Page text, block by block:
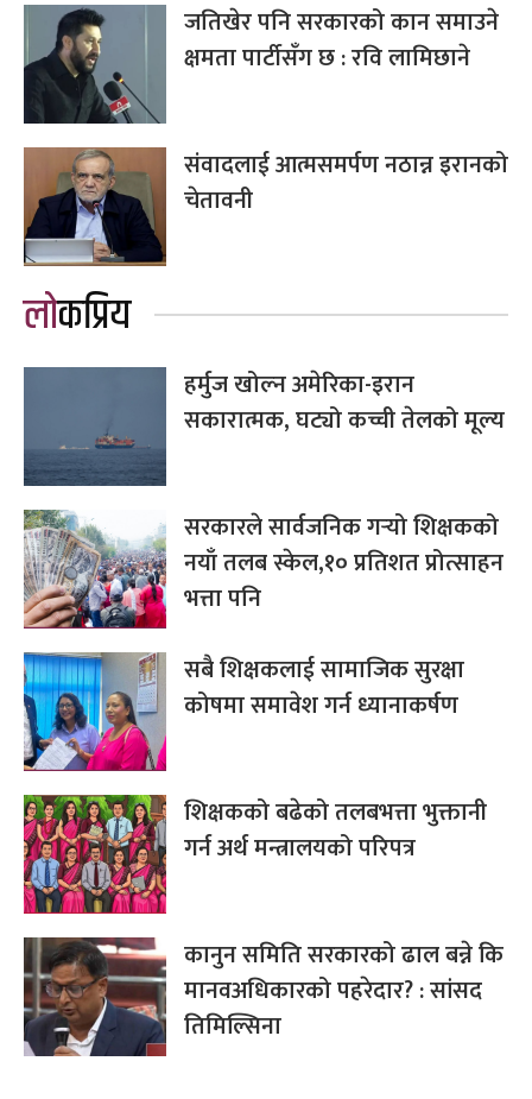
जतिखेर पनि सरकारको कान समाउने
क्षमता पार्टीसँग छ : रवि लामिछाने
संवादलाई आत्मसमर्पण नठान्न इरानको
चेतावनी
लोकप्रिय
हर्मुज खोल्न अमेरिका-इरान
सकारात्मक, घट्यो कच्ची तेलको मूल्य
सरकारले सार्वजनिक गर्‍यो शिक्षकको
नयाँ तलब स्केल,१० प्रतिशत प्रोत्साहन
भत्ता पनि
सबै शिक्षकलाई सामाजिक सुरक्षा
कोषमा समावेश गर्न ध्यानाकर्षण
शिक्षकको बढेको तलबभत्ता भुक्तानी
गर्न अर्थ मन्त्रालयको परिपत्र
कानुन समिति सरकारको ढाल बन्ने कि
मानवअधिकारको पहरेदार? : सांसद
तिमिल्सिना